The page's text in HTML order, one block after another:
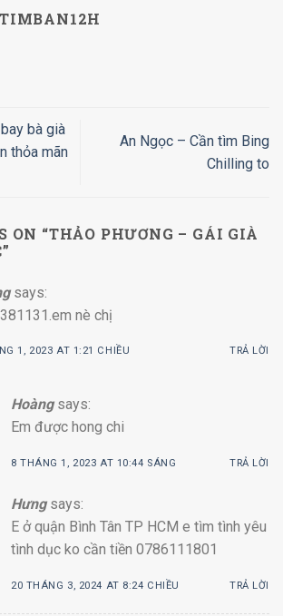
TIMBAN12H
bà già
thỏa mãn
An Ngọc – Cần tìm Bing
Chilling to
ON “THẢO PHƯƠNG – GÁI GIÀ
”
says:
nè chị
1, 2023 AT 1:21 CHIỀU TRẢ LỜI
Hoàng says:
Em được hong chi
8 THÁNG 1, 2023 AT 10:44 SÁNG TRẢ LỜI
Hưng says:
E ở quận Bình Tân TP HCM e tìm tình yêu
tình dục ko cần tiền 0786111801
20 THÁNG 3, 2024 AT 8:24 CHIỀU TRẢ LỜI